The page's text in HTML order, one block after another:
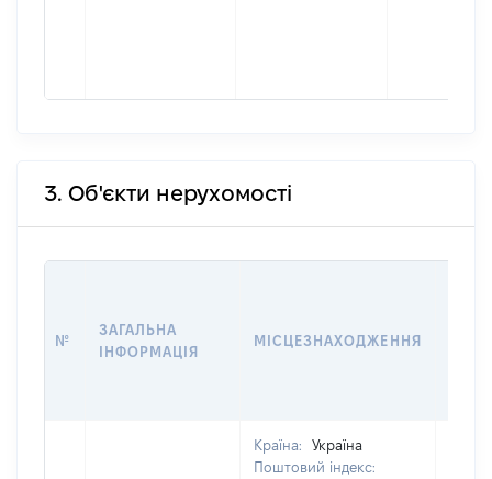
3. Об'єкти нерухомості
№
ЗАГАЛЬНА
ІНФОРМАЦІЯ
МІСЦЕЗНАХОДЖЕННЯ
Країна:
Україна
Поштовий індекс: